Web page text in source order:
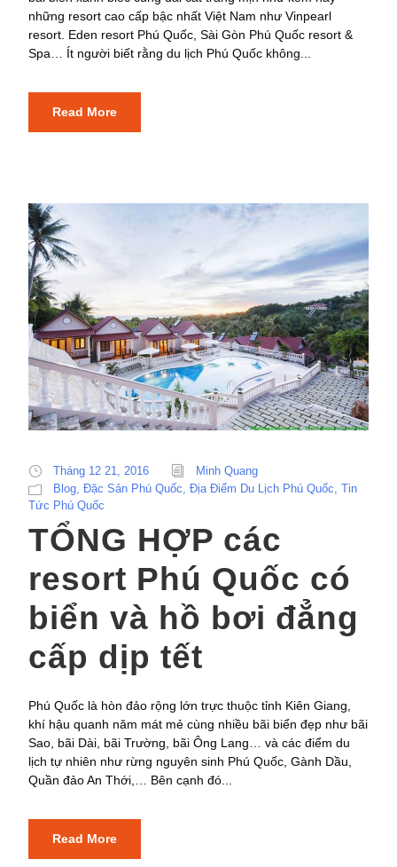
những resort cao cấp bậc nhất Việt Nam như Vinpearl
resort. Eden resort Phú Quốc, Sài Gòn Phú Quốc resort &
Spa… Ít người biết rằng du lịch Phú Quốc không...
Read More
Tháng 12 21, 2016
Minh Quang
Blog Đặc Sản Phú Quốc Địa Điểm Du Lịch Phú Quốc Tin
Tức Phú Quốc
TỔNG HỢP các
resort Phú Quốc có
biển và hồ bơi đẳng
cấp dịp tết
Phú Quốc là hòn đảo rộng lớn trực thuộc tỉnh Kiên Giang,
khí hậu quanh năm mát mẻ cùng nhiều bãi biển đẹp như bãi
Sao, bãi Dài, bãi Trường, bãi Ông Lang… và các điểm du
lịch tự nhiên như rừng nguyên sinh Phú Quốc, Gành Dầu,
Quần đảo An Thới,… Bên cạnh đó...
Read More